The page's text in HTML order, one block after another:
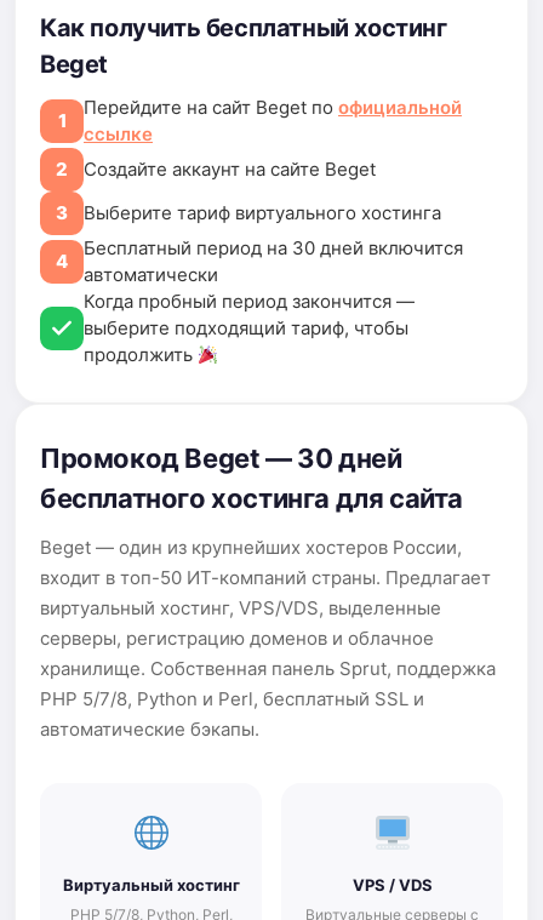
Как получить бесплатный хостинг
Beget
1
Перейдите на сайт Beget по официальной
ссылке
2
Создайте аккаунт на сайте Beget
3
Выберите тариф виртуального хостинга
4
Бесплатный период на 30 дней включится
автоматически
Когда пробный период закончится —
выберите подходящий тариф, чтобы
продолжить
Промокод Beget — 30 дней
бесплатного хостинга для сайта
Beget — один из крупнейших хостеров России,
входит в топ-50 ИТ-компаний страны. Предлагает
виртуальный хостинг, VPS/VDS, выделенные
серверы, регистрацию доменов и облачное
хранилище. Собственная панель Sprut, поддержка
PHP 5/7/8, Python и Perl, бесплатный SSL и
автоматические бэкапы.
Виртуальный хостинг
PHP 5/7/8, Python, Perl,
VPS / VDS
Виртуальные серверы с